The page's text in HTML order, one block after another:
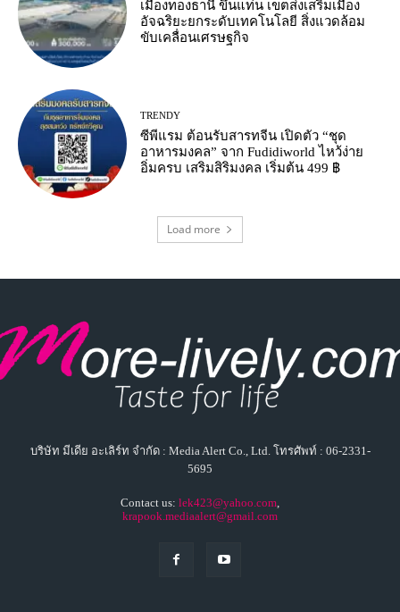
บริษัท มีเดีย อะเลิร์ท จำกัด : Media Alert Co., Ltd. โทรศัพท์ : 06-2331-
5695
Contact us: lek423@yahoo.com
krapook.mediaalert@gmail.com